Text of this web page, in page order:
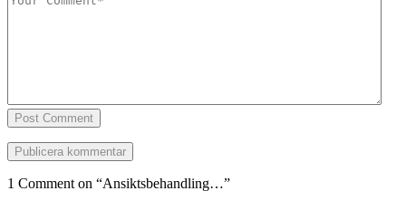
Post Comment
1 Comment on “Ansiktsbehandling…”